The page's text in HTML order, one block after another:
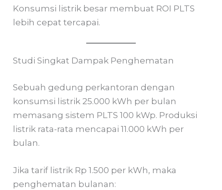
Konsumsi listrik besar membuat ROI PLTS
lebih cepat tercapai.
Studi Singkat Dampak Penghematan
Sebuah gedung perkantoran dengan
konsumsi listrik 25.000 kWh per bulan
memasang sistem PLTS 100 kWp. Produksi
listrik rata-rata mencapai 11.000 kWh per
bulan.
Jika tarif listrik Rp 1.500 per kWh, maka
penghematan bulanan: